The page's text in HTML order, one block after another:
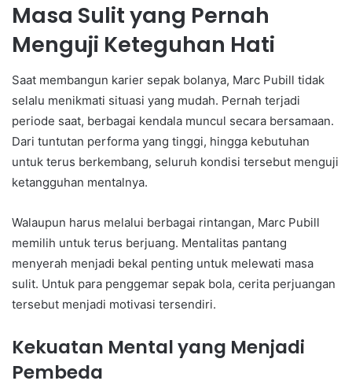
Masa Sulit yang Pernah
Menguji Keteguhan Hati
Saat membangun karier sepak bolanya, Marc Pubill tidak
selalu menikmati situasi yang mudah. Pernah terjadi
periode saat, berbagai kendala muncul secara bersamaan.
Dari tuntutan performa yang tinggi, hingga kebutuhan
untuk terus berkembang, seluruh kondisi tersebut menguji
ketangguhan mentalnya.
Walaupun harus melalui berbagai rintangan, Marc Pubill
memilih untuk terus berjuang. Mentalitas pantang
menyerah menjadi bekal penting untuk melewati masa
sulit. Untuk para penggemar sepak bola, cerita perjuangan
tersebut menjadi motivasi tersendiri.
Kekuatan Mental yang Menjadi
Pembeda